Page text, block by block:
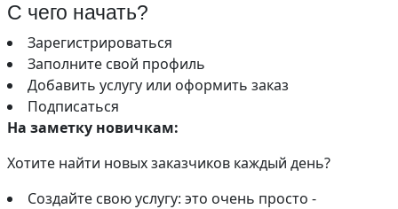
С чего начать?
Зарегистрироваться
Заполните свой профиль
Добавить услугу или оформить заказ
Подписаться
На заметку новичкам:
Хотите найти новых заказчиков каждый день?
Создайте свою услугу: это очень просто -